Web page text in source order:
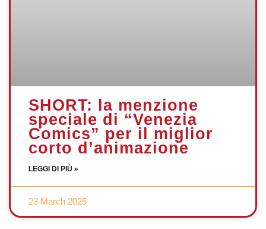
SHORT: la menzione
speciale di “Venezia
Comics” per il miglior
corto d’animazione
LEGGI DI PIÙ »
23 March 2025